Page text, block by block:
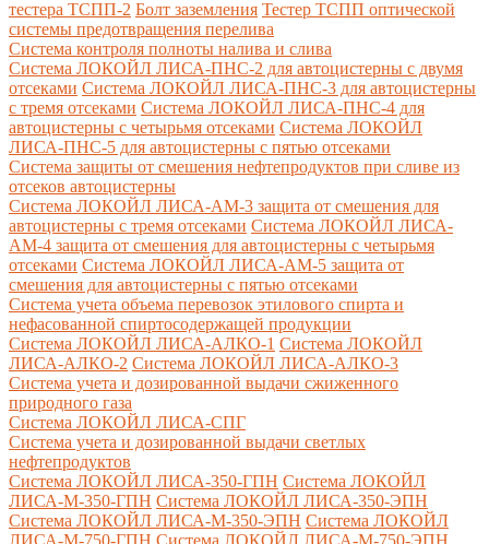
тестера ТСПП-2 Болт заземления Тестер ТСПП оптической
системы предотвращения перелива
Cистема контроля полноты налива и слива
Система ЛОКОЙЛ ЛИСА-ПНС-2 для автоцистерны с двумя
отсеками Система ЛОКОЙЛ ЛИСА-ПНС-3 для автоцистерны
с тремя отсеками Система ЛОКОЙЛ ЛИСА-ПНС-4 для
автоцистерны с четырьмя отсеками Система ЛОКОЙЛ
ЛИСА-ПНС-5 для автоцистерны с пятью отсеками
Система защиты от смешения нефтепродуктов при сливе из
отсеков автоцистерны
Система ЛОКОЙЛ ЛИСА-AM-3 защита от смешения для
автоцистерны с тремя отсеками Система ЛОКОЙЛ ЛИСА-
AM-4 защита от смешения для автоцистерны с четырьмя
отсеками Система ЛОКОЙЛ ЛИСА-AM-5 защита от
смешения для автоцистерны с пятью отсеками
Система учета объема перевозок этилового спирта и
нефасованной спиртосодержащей продукции
Система ЛОКОЙЛ ЛИСА-AЛКО-1 Система ЛОКОЙЛ
ЛИСА-АЛКО-2 Система ЛОКОЙЛ ЛИСА-АЛКО-3
Система учета и дозированной выдачи сжиженного
природного газа
Система ЛОКОЙЛ ЛИСА-СПГ
Система учета и дозированной выдачи светлых
нефтепродуктов
Система ЛОКОЙЛ ЛИСА-350-ГПН Система ЛОКОЙЛ
ЛИСА-М-350-ГПН Система ЛОКОЙЛ ЛИСА-350-ЭПН
Система ЛОКОЙЛ ЛИСА-М-350-ЭПН Система ЛОКОЙЛ
ЛИСА-М-750-ГПН Система ЛОКОЙЛ ЛИСА-М-750-ЭПН